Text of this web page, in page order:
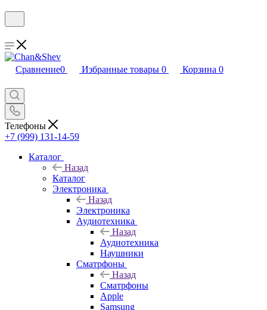
Сравнение0 Избранные товары 0 Корзина 0
Телефоны
+7 (999) 131-14-59
Каталог
Назад
Каталог
Электроника
Назад
Электроника
Аудиотехника
Назад
Аудиотехника
Наушники
Сматрфоны
Назад
Сматрфоны
Apple
Samsung